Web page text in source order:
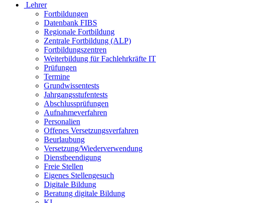
Lehrer
Fortbildungen
Datenbank FIBS
Regionale Fortbildung
Zentrale Fortbildung (ALP)
Fortbildungszentren
Weiterbildung für Fachlehrkräfte IT
Prüfungen
Termine
Grundwissentests
Jahrgangsstufentests
Abschlussprüfungen
Aufnahmeverfahren
Personalien
Offenes Versetzungsverfahren
Beurlaubung
Versetzung/Wiederverwendung
Dienstbeendigung
Freie Stellen
Eigenes Stellengesuch
Digitale Bildung
Beratung digitale Bildung